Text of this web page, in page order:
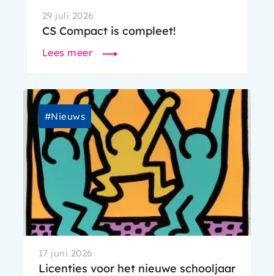
29 juli 2026
CS Compact is compleet!
Lees meer
Afbeelding
Nieuws
17 juni 2026
Licenties voor het nieuwe schooljaar